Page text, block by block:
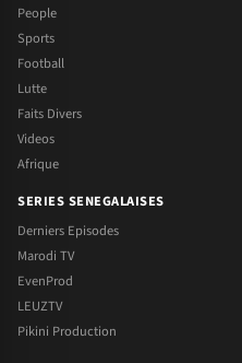
People
Sports
Football
Lutte
Faits Divers
Videos
Afrique
SERIES SENEGALAISES
Derniers Episodes
Marodi TV
EvenProd
LEUZTV
Pikini Production